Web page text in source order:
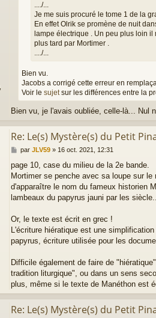
..../...
Je me suis procuré le tome 1 de la
En effet Olrik se promène de nuit
lampe électrique . Un peu plus loin
plus tard par Mortimer .
..../...
Bien vu.
Jacobs a corrigé cette erreur en
Voir le sujetsur les différences entre la
Bien vu, je l'avais oubliée, celle-là... Nul
Re: Le(s) Mystère(s) du Petit
M
s
s
a
par JLV59» 16 oct. 2021, 12:31
page 10, case du milieu de la 2e bande.
Mortimer se penche avec sa loupe sur
d'apparaître le nom du fameux historien
lambeaux du papyrus jauni par les
Or, le texte est écrit en grec !
L'écriture hiératique est une
papyrus, écriture utilisée pour les
Difficile également de faire de
tradition liturgique", ou dans un sens
plus, même si le texte de Manéthon est
Re: Le(s) Mystère(s) du Petit